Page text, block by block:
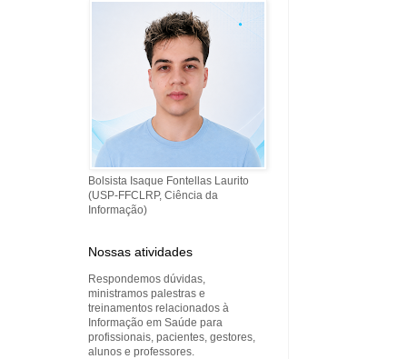
Bolsista Isaque Fontellas Laurito
(USP-FFCLRP, Ciência da
Informação)
Nossas atividades
Respondemos dúvidas,
ministramos palestras e
treinamentos relacionados à
Informação em Saúde para
profissionais, pacientes, gestores,
alunos e professores.